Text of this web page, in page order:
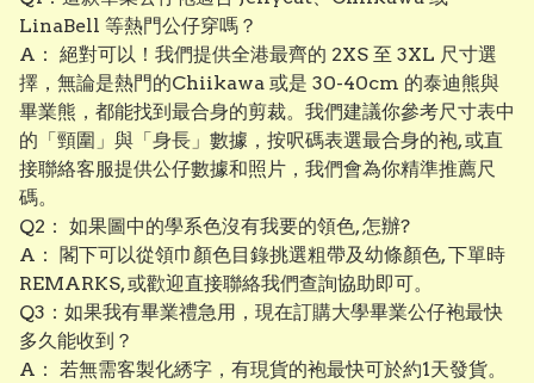
LinaBell 等熱門公仔穿嗎？
A： 絕對可以！我們提供全港最齊的 2XS 至 3XL 尺寸選
擇，無論是熱門的Chiikawa 或是 30-40cm 的泰迪熊與
畢業熊，都能找到最合身的剪裁。我們建議你參考尺寸表中
的「頸圍」與「身長」數據，按呎碼表選最合身的袍, 或直
接聯絡客服提供公仔數據和照片，我們會為你精準推薦尺
碼。
Q2： 如果圖中的學系色沒有我要的領色, 怎辦?
A： 閣下可以從領巾顏色目錄挑選粗帶及幼條顏色, 下單時
REMARKS, 或歡迎直接聯絡我們查詢協助即可。
Q3：如果我有畢業禮急用，現在訂購大學畢業公仔袍最快
多久能收到？
A： 若無需客製化綉字，有現貨的袍最快可於約1天發貨。